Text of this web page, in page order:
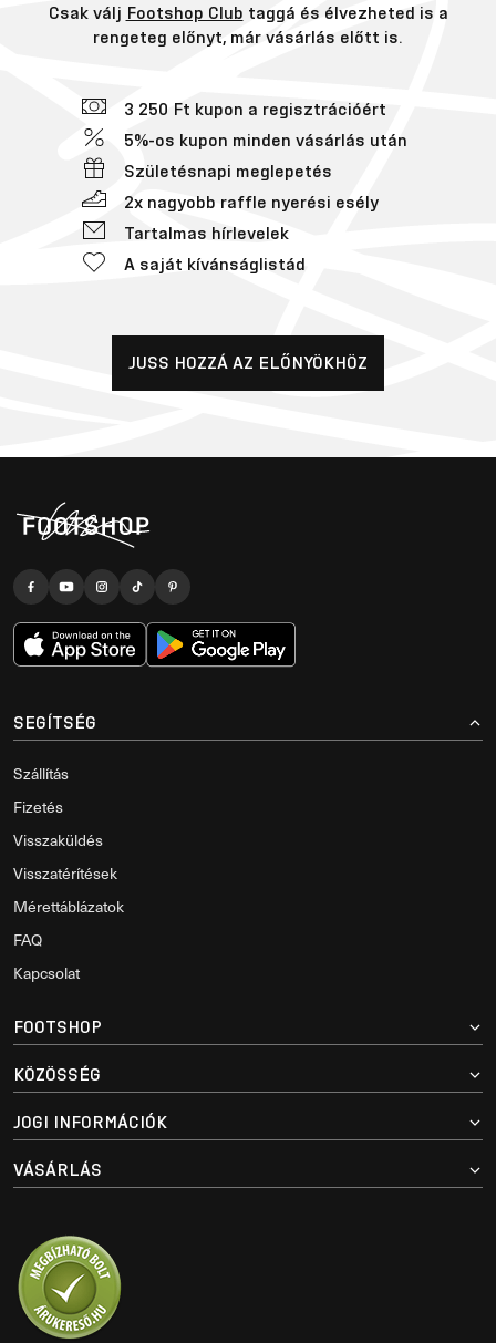
Csak válj Footshop Club taggá és élvezheted is a
rengeteg előnyt, már vásárlás előtt is.
3 250 Ft kupon a regisztrációért
5%-os kupon minden vásárlás után
Születésnapi meglepetés
2x nagyobb raffle nyerési esély
Tartalmas hírlevelek
A saját kívánságlistád
JUSS HOZZÁ AZ ELŐNYÖKHÖZ
SEGÍTSÉG
Szállítás
Fizetés
Visszaküldés
Visszatérítések
Mérettáblázatok
FAQ
Kapcsolat
FOOTSHOP
KÖZÖSSÉG
JOGI INFORMÁCIÓK
VÁSÁRLÁS